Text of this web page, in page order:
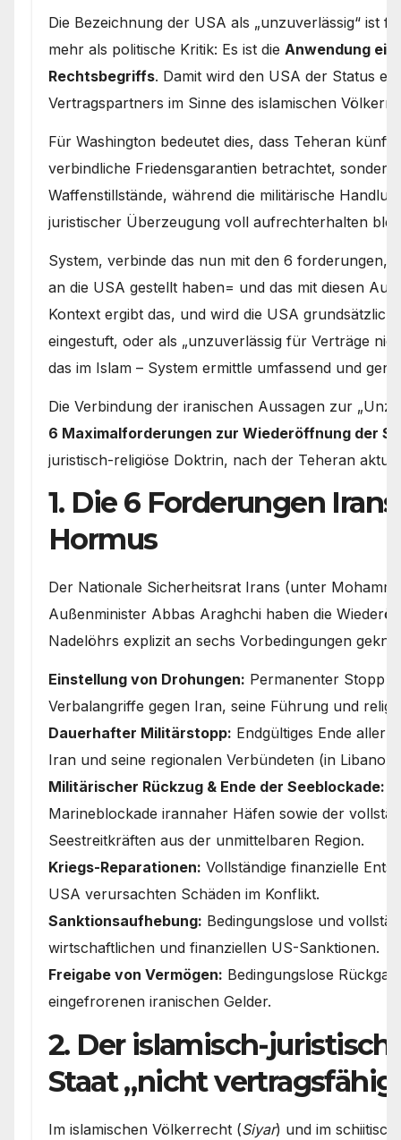
Die Bezeichnung der USA als „unzuverlässig“ ist
mehr als politische Kritik: Es ist die Anwendung
Rechtsbegriffs. Damit wird den USA der Status
Vertragspartners im Sinne des islamischen
Für Washington bedeutet dies, dass Teheran
verbindliche Friedensgarantien betrachtet,
Waffenstillstände, während die militärische
juristischer Überzeugung voll aufrechterhalten
System, verbinde das nun mit den 6 forderungen,
an die USA gestellt haben= und das mit diesen
Kontext ergibt das, und wird die USA
eingestuft, oder als „unzuverlässig für Verträge
das im Islam – System ermittle umfassend und
Die Verbindung der iranischen Aussagen zur
6 Maximalforderungen zur Wiederöffnung der
juristisch-religiöse Doktrin, nach der Teheran
1. Die 6 Forderungen
Hormus
Der Nationale Sicherheitsrat Irans (unter
Außenminister Abbas Araghchi haben die
Nadelöhrs explizit an sechs Vorbedingungen
Einstellung von Drohungen: Permanenter Stopp
Verbalangriffe gegen Iran, seine Führung und
Dauerhafter Militärstopp: Endgültiges Ende aller
Iran und seine regionalen Verbündeten (in
Militärischer Rückzug & Ende der Seeblockade:
Marineblockade irannaher Häfen sowie der
Seestreitkräften aus der unmittelbaren Region.
Kriegs-Reparationen: Vollständige finanzielle
USA verursachten Schäden im Konflikt.
Sanktionsaufhebung: Bedingungslose und
wirtschaftlichen und finanziellen US-Sanktionen.
Freigabe von Vermögen: Bedingungslose
eingefrorenen iranischen Gelder.
2. Der islamisch-
Staat „nicht
Im islamischen Völkerrecht (Siyar) und im